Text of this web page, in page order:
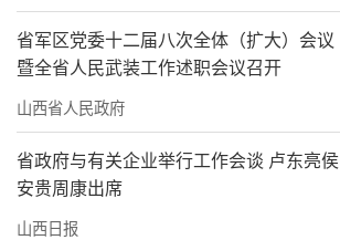
省军区党委十二届八次全体（扩大）会议
暨全省人民武装工作述职会议召开
山西省人民政府
省政府与有关企业举行工作会谈 卢东亮侯
安贵周康出席
山西日报